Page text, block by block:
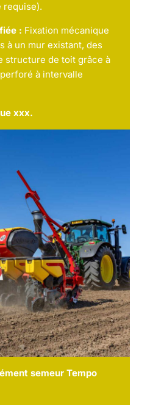
requise).
: Fixation mécanique
à un mur existant, des
structure de toit grâce à
à intervalle
xxx.
semeur Tempo